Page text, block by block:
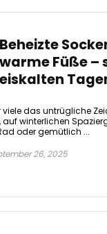
Beheizte
warme Füße –
eiskalten
das untrügliche
auf winterlichen
oder gemütlich ...
26, 2025